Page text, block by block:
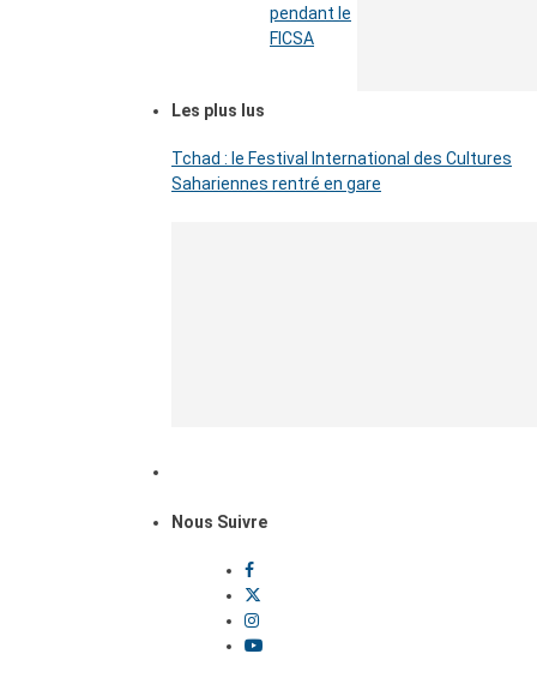
pendant le
FICSA
Les plus lus
Tchad : le Festival International des Cultures
Sahariennes rentré en gare
Nous Suivre